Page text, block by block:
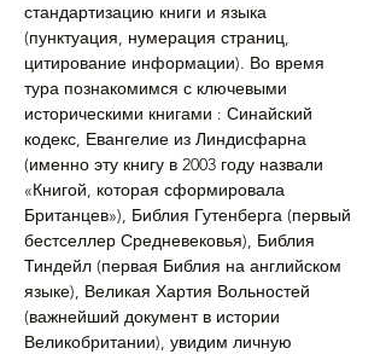
стандартизацию книги и языка
(пунктуация, нумерация страниц,
цитирование информации). Во время
тура познакомимся с ключевыми
историческими книгами : Синайский
кодекс, Евангелие из Линдисфарна
(именно эту книгу в 2003 году назвали
«Книгой, которая сформировала
Британцев»), Библия Гутенберга (первый
бестселлер Средневековья), Библия
Тиндейл (первая Библия на английском
языке), Великая Хартия Вольностей
(важнейший документ в истории
Великобритании), увидим личную